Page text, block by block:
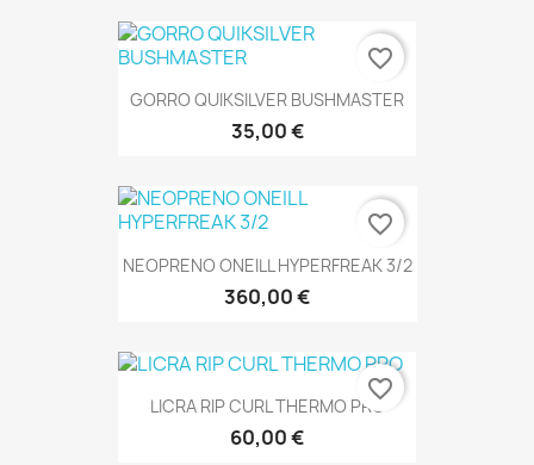
GORRO QUIKSILVER BUSHMASTER
35,00 €
favorite_border
NEOPRENO ONEILL HYPERFREAK 3/2
360,00 €
favorite_border
LICRA RIP CURL THERMO PRO
60,00 €
favorite_border